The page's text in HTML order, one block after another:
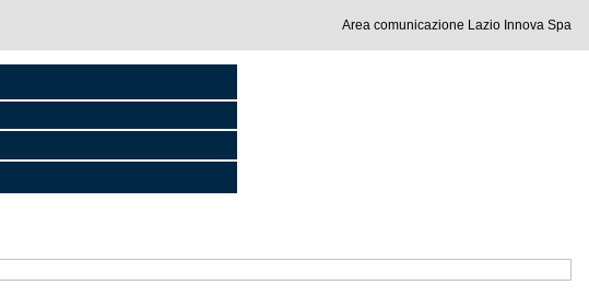
Area comunicazione Lazio Innova Spa